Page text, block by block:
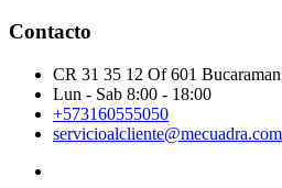
Contacto
CR 31 35 12 Of 601
Lun - Sab 8:00 - 18:00
+573160555050
servicioalcliente@mecuadra.com